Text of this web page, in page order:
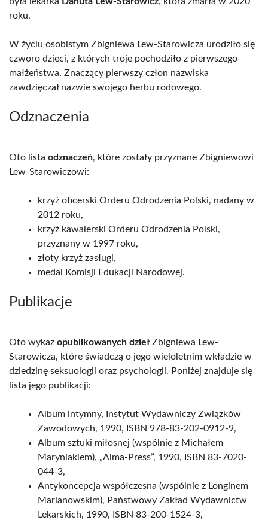
roku.
W życiu osobistym Zbigniewa Lew-Starowicza urodziło się
czworo dzieci, z których troje pochodziło z pierwszego
małżeństwa. Znaczący pierwszy człon nazwiska
zawdzięczał nazwie swojego herbu rodowego.
Odznaczenia
Oto lista odznaczeń, które zostały przyznane Zbigniewowi
Lew-Starowiczowi:
krzyż oficerski Orderu Odrodzenia Polski, nadany w
2012 roku,
krzyż kawalerski Orderu Odrodzenia Polski,
przyznany w 1997 roku,
złoty krzyż zasługi,
medal Komisji Edukacji Narodowej.
Publikacje
Oto wykaz opublikowanych dzieł Zbigniewa Lew-
Starowicza, które świadczą o jego wieloletnim wkładzie w
dziedzinę seksuologii oraz psychologii. Poniżej znajduje się
lista jego publikacji:
Album intymny, Instytut Wydawniczy Związków
Zawodowych, 1990, ISBN 978-83-202-0912-9,
Album sztuki miłosnej (wspólnie z Michałem
Maryniakiem), „Alma-Press”, 1990, ISBN 83-7020-
044-3,
Antykoncepcja współczesna (wspólnie z Longinem
Marianowskim), Państwowy Zakład Wydawnictw
Lekarskich, 1990, ISBN 83-200-1524-3,